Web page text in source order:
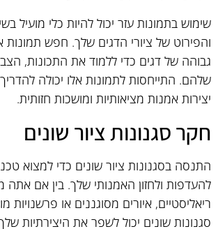
שימוש בתמונות עזר יכול להיות כלי מועיל
והפירוט של ציורי הדגים שלך. חפש תמונות
גבוהה של דגים כדי ללמוד את התכונות,
שלהם. התייחסות לתמונות אלו יכולה
יצירות אמנות מציאותיות ומושכות חזותית.
חקר סגנונות ציור שונים
התנסה בסגנונות ציור שונים כדי למצוא
להעדפות ולחזון האמנותי שלך. בין אם אתה
ריאליסטיים, איורים מסוגננים או
סגנונות שונים יכול לשפר את היצירתיות